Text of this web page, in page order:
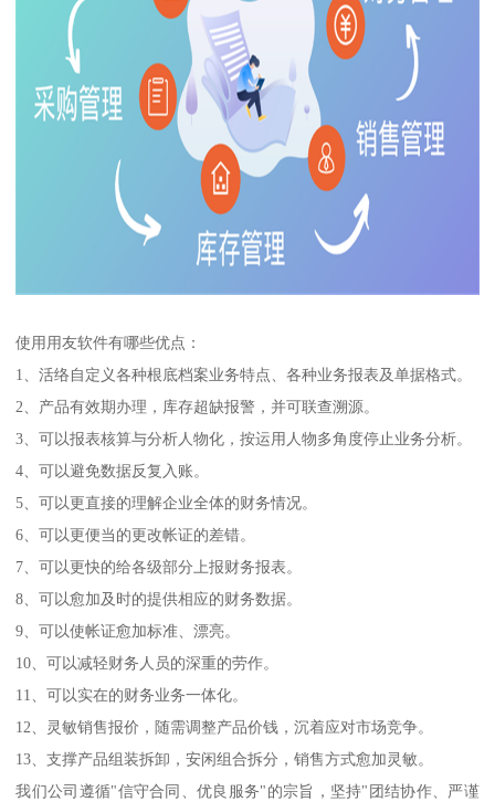
使用用友软件有哪些优点：
1、活络自定义各种根底档案业务特点、各种业务报表及单据格式。
2、产品有效期办理，库存超缺报警，并可联查溯源。
3、可以报表核算与分析人物化，按运用人物多角度停止业务分析。
4、可以避免数据反复入账。
5、可以更直接的理解企业全体的财务情况。
6、可以更便当的更改帐证的差错。
7、可以更快的给各级部分上报财务报表。
8、可以愈加及时的提供相应的财务数据。
9、可以使帐证愈加标准、漂亮。
10、可以减轻财务人员的深重的劳作。
11、可以实在的财务业务一体化。
12、灵敏销售报价，随需调整产品价钱，沉着应对市场竞争。
13、支撑产品组装拆卸，安闲组合拆分，销售方式愈加灵敏。
我们公司遵循"信守合同、优良服务"的宗旨，坚持"团结协作、严谨